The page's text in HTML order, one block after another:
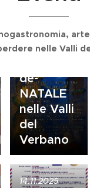
nelle Valli
de-
NATALE
nelle Valli
del
Verbano
14.11.2025